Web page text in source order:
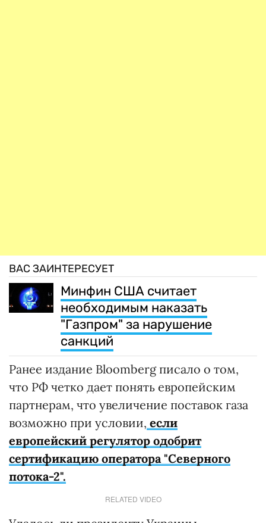
ВАС ЗАИНТЕРЕСУЕТ
Минфин США считает
необходимым наказать
"Газпром" за нарушение
санкций
Ранее издание Bloomberg писало о том,
что РФ четко дает понять европейским
партнерам, что увеличение поставок газа
возможно при условии, если
европейский регулятор одобрит
сертификацию оператора "Северного
потока-2".
RELATED VIDEO